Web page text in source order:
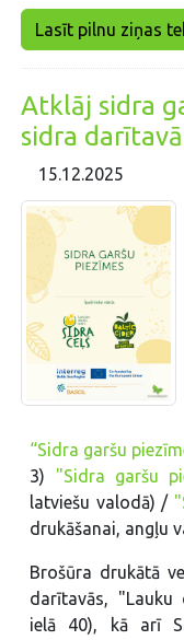
Lasīt pilnu ziņas
Atklāj sidra
sidra
15.12.2025
“Sidra garšu
3) "Sidra garšu
latviešu valodā) /
drukāšanai, angļu
Brošūra drukātā
darītavās, "Lauku
ielā 40), kā arī